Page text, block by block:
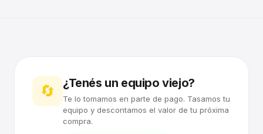
🔄 ¿Tenés un equipo viejo?
Te lo tomamos en parte de pago. Tasamos tu
equipo y descontamos el valor de tu próxima
compra.